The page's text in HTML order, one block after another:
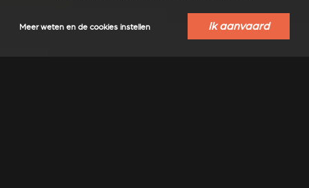
Meer weten en de cookies instellen Ik aanvaard